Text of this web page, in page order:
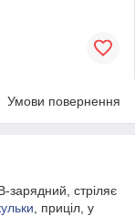
Умови повернення
стріляє
, приціл, у